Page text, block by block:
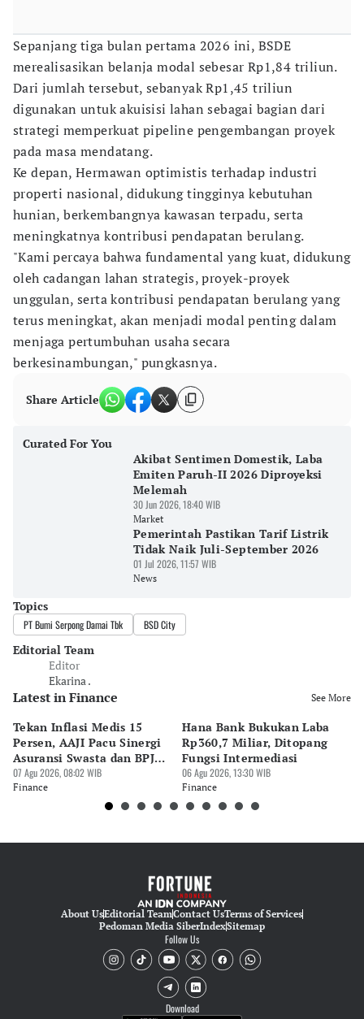
Sepanjang tiga bulan pertama 2026 ini, BSDE
merealisasikan belanja modal sebesar Rp1,84 triliun.
Dari jumlah tersebut, sebanyak Rp1,45 triliun
digunakan untuk akuisisi lahan sebagai bagian dari
strategi memperkuat pipeline pengembangan proyek
pada masa mendatang.
Ke depan, Hermawan optimistis terhadap industri
properti nasional, didukung tingginya kebutuhan
hunian, berkembangnya kawasan terpadu, serta
meningkatnya kontribusi pendapatan berulang.
"Kami percaya bahwa fundamental yang kuat, didukung
oleh cadangan lahan strategis, proyek-proyek
unggulan, serta kontribusi pendapatan berulang yang
terus meningkat, akan menjadi modal penting dalam
menjaga pertumbuhan usaha secara
berkesinambungan," pungkasnya.
Share Article
Curated For You
Akibat Sentimen Domestik, Laba
Emiten Paruh-II 2026 Diproyeksi
Melemah
30 Jun 2026, 18:40 WIB
Market
Pemerintah Pastikan Tarif Listrik
Tidak Naik Juli-September 2026
01 Jul 2026, 11:57 WIB
News
Topics
PT Bumi Serpong Damai Tbk BSD City
Editorial Team
Editor
Ekarina .
Latest in Finance See More
Tekan Inflasi Medis 15
Persen, AAJI Pacu Sinergi
Asuransi Swasta dan BPJS
Kesehatan
07 Agu 2026, 08:02 WIB
Finance
Hana Bank Bukukan Laba
Rp360,7 Miliar, Ditopang
Fungsi Intermediasi
06 Agu 2026, 13:30 WIB
Finance
About UsEditorial TeamContact UsTerms of Services
Pedoman Media SiberIndexSitemap
Follow Us
Download